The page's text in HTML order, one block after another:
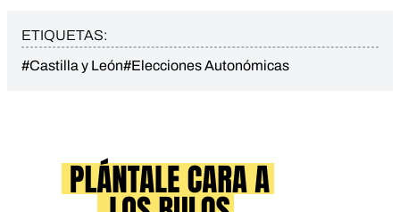
ETIQUETAS:
#Castilla y León#Elecciones Autonómicas